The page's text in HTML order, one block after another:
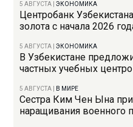
5 АВГУСТА |ЭКОНОМИКА
Центробанк
золота с начала 2026
5 АВГУСТА |ЭКОНОМИКА
В Узбекистане
частных учебных
5 АВГУСТА В МИРЕ
Сестра Ким Чен Ына
наращивания военного